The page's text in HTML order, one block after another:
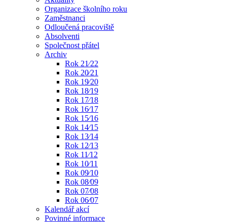
Organizace školního roku
Zaměstnanci
Odloučená pracoviště
Absolventi
Společnost přátel
Archiv
Rok 21⁄22
Rok 20⁄21
Rok 19⁄20
Rok 18⁄19
Rok 17⁄18
Rok 16⁄17
Rok 15⁄16
Rok 14⁄15
Rok 13⁄14
Rok 12⁄13
Rok 11⁄12
Rok 10⁄11
Rok 09⁄10
Rok 08⁄09
Rok 07⁄08
Rok 06⁄07
Kalendář akcí
Povinné informace